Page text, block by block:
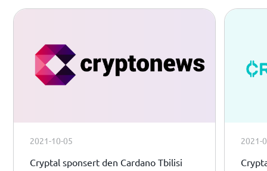
2021-10-05
Cryptal sponsert den Cardano Tbilisi
2021-